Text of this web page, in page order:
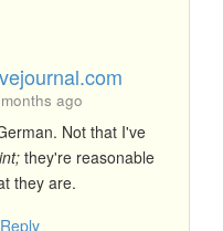
ago
Not that I've
they're reasonable
they are.
Reply